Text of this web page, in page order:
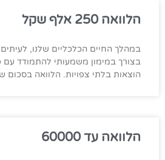
הלוואה 250 אלף שקל
במהלך החיים הכלכליים שלנו,
בצורך במימון משמעותי להתמודד עם
הוצאות בלתי צפויות. הלוואה בסכום של 250 אלף
הלוואה עד 60000